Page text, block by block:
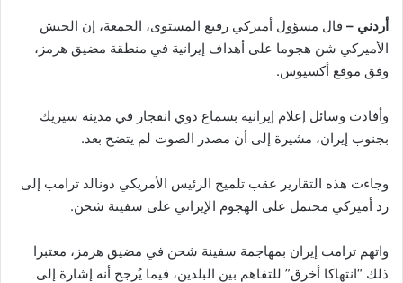
أردني – قال مسؤول أميركي رفيع المستوى، الجمعة، إن الجيش
الأميركي شن هجوما على أهداف إيرانية في منطقة مضيق هرمز،
وفق موقع أكسيوس.
وأفادت وسائل إعلام إيرانية بسماع دوي انفجار في مدينة سيريك
بجنوب إيران، مشيرة إلى أن مصدر الصوت لم يتضح بعد.
وجاءت هذه التقارير عقب تلميح الرئيس الأمريكي دونالد ترامب إلى
رد أميركي محتمل على الهجوم الإيراني على سفينة شحن.
واتهم ترامب إيران بمهاجمة سفينة شحن في مضيق هرمز، معتبرا
ذلك “انتهاكا أخرق” للتفاهم بين البلدين، فيما يُرجح أنه إشارة إلى